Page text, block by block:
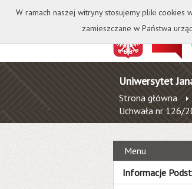
Uniwersytet
Strona główna
Uchwała nr 126/
Menu
Informacje
W ramach naszej witryny stosujemy pliki cookies
zamieszczane w Państwa